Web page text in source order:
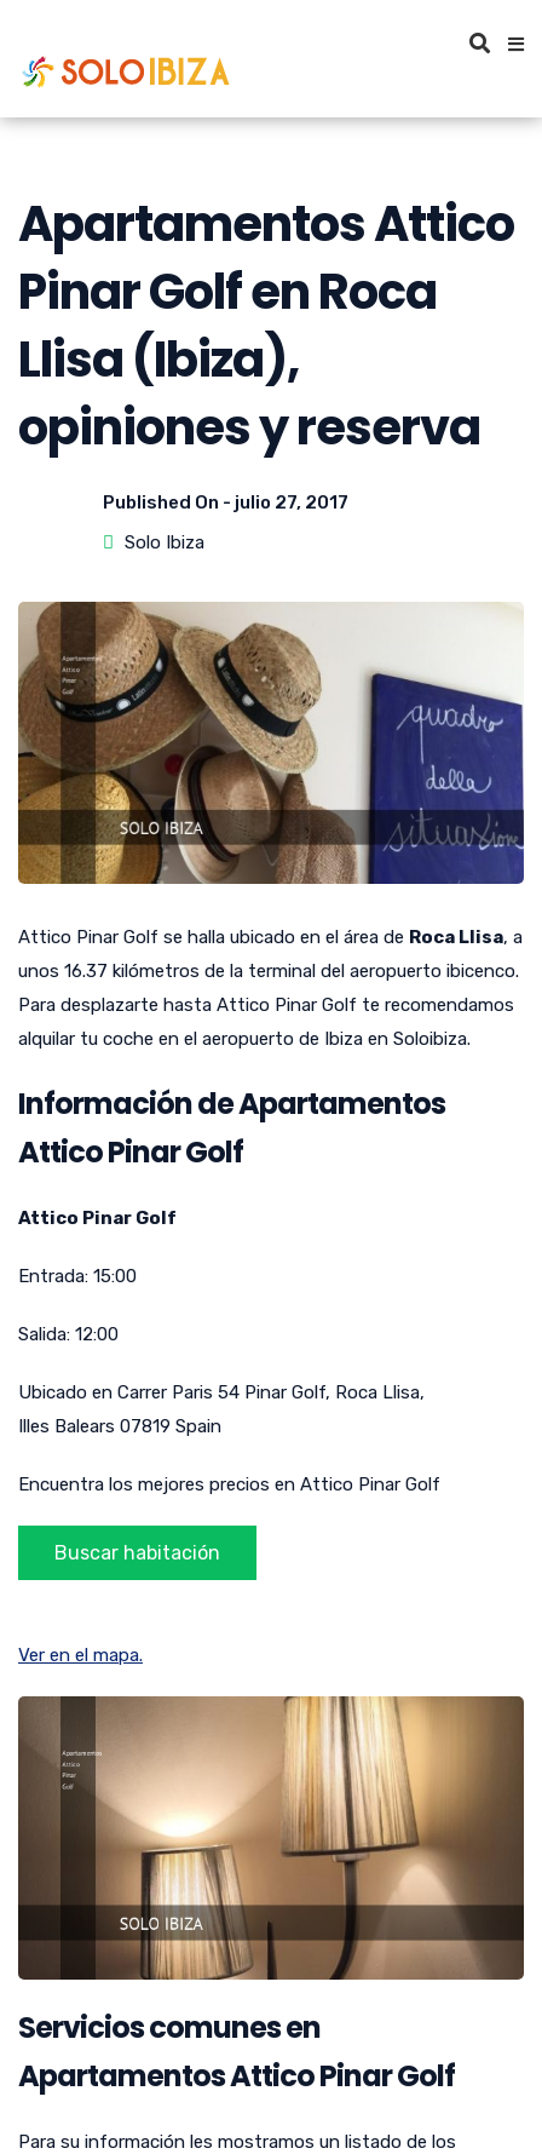
Apartamentos Attico
Pinar Golf en Roca
Llisa (Ibiza),
opiniones y reserva
Published On - julio 27, 2017
Solo Ibiza
Attico Pinar Golf se halla ubicado en el área de Roca Llisa, a
unos 16.37 kilómetros de la terminal del aeropuerto ibicenco.
Para desplazarte hasta Attico Pinar Golf te recomendamos
alquilar tu coche en el aeropuerto de Ibiza en Soloibiza.
Información de Apartamentos
Attico Pinar Golf
Attico Pinar Golf
Entrada: 15:00
Salida: 12:00
Ubicado en Carrer Paris 54 Pinar Golf, Roca Llisa,
Illes Balears 07819 Spain
Encuentra los mejores precios en Attico Pinar Golf
Ver en el mapa.
Servicios comunes en
Apartamentos Attico Pinar Golf
Para su información les mostramos un listado de los